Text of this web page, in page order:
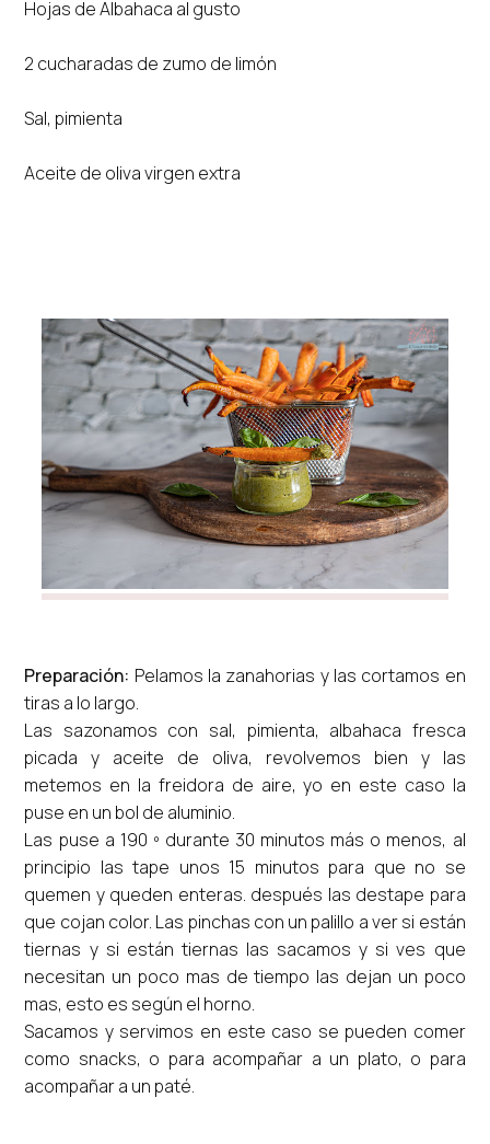
Hojas de Albahaca al gusto
2 cucharadas de zumo de limón
Sal, pimienta
Aceite de oliva virgen extra
Preparación: Pelamos la zanahorias y las cortamos en
tiras a lo largo.
Las sazonamos con sal, pimienta, albahaca fresca
picada y aceite de oliva, revolvemos bien y las
metemos en la freidora de aire, yo en este caso la
puse en un bol de aluminio.
Las puse a 190 º durante 30 minutos más o menos, al
principio las tape unos 15 minutos para que no se
quemen y queden enteras. después las destape para
que cojan color. Las pinchas con un palillo a ver si están
tiernas y si están tiernas las sacamos y si ves que
necesitan un poco mas de tiempo las dejan un poco
mas, esto es según el horno.
Sacamos y servimos en este caso se pueden comer
como snacks, o para acompañar a un plato, o para
acompañar a un paté.